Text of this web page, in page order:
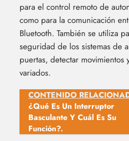
para el control remoto de
como para la comunicación
Bluetooth. También se utiliza
seguridad de los sistemas de
puertas, detectar movimientos
variados.
CONTENIDO
¿Qué Es Un Interruptor
Basculante Y Cuál Es Su
Función?.